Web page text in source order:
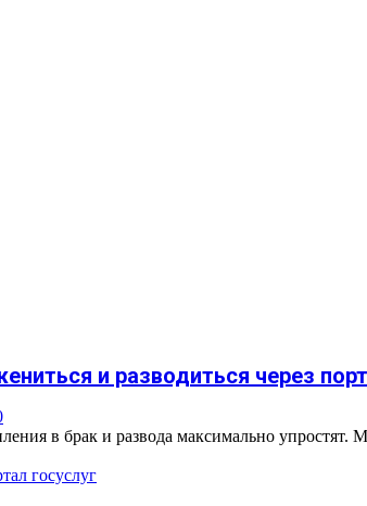
и разводиться через
в брак и развода максимально упростят.
госуслуг